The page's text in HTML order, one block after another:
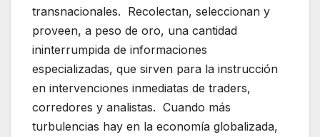
transnacionales. Recolectan, seleccionan y
proveen, a peso de oro, una cantidad
ininterrumpida de informaciones
especializadas, que sirven para la instrucción
en intervenciones inmediatas de traders,
corredores y analistas. Cuando más
turbulencias hay en la economía globalizada,